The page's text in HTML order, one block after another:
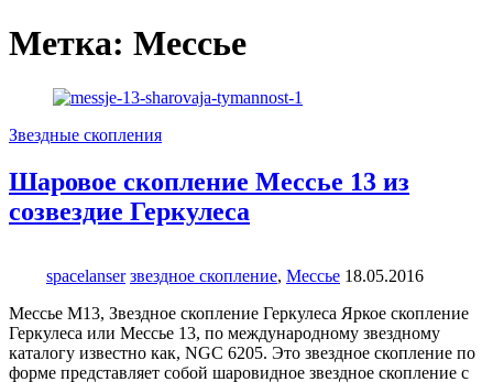
Метка: Мессье
Звездные скопления
Шаровое скопление Мессье 13 из
созвездие Геркулеса
spacelanser звездное скопление, Мессье 18.05.2016
Мессье М13, Звездное скопление Геркулеса Яркое скопление
Геркулеса или Мессье 13, по международному звездному
каталогу известно как, NGC 6205. Это звездное скопление по
форме представляет собой шаровидное звездное скопление с